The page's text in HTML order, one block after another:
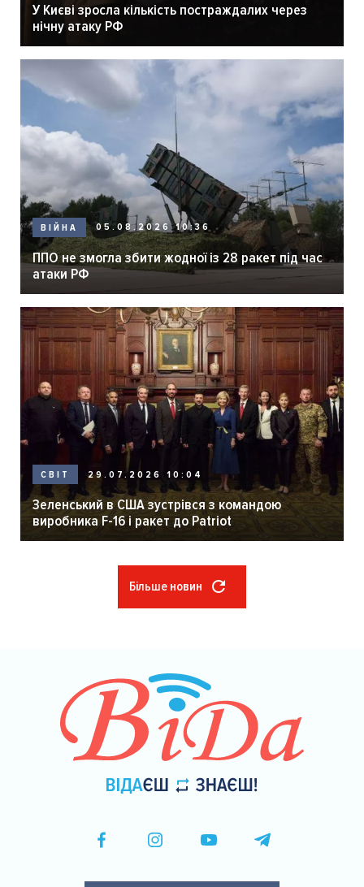
У Києві зросла кількість постраждалих через
нічну атаку РФ
ВІЙНА 05.08.2026 10:36
ППО не змогла збити жодної із 28 ракет під час
атаки РФ
СВІТ 29.07.2026 10:04
Зеленський в США зустрівся з командою
виробника F-16 і ракет до Patriot
Більше новин